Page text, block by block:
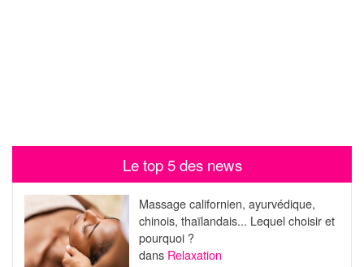
Le top 5 des news
Massage californien, ayurvédique,
chinois, thaïlandais... Lequel choisir et
pourquoi ?
dans Relaxation